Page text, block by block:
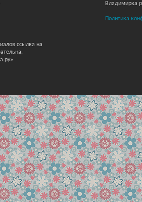
ссылка на
Владимирка
Политика